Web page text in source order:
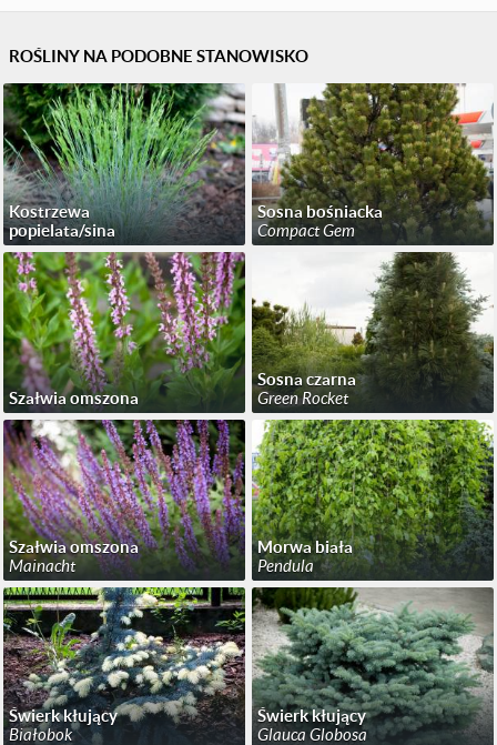
ROŚLINY NA PODOBNE STANOWISKO
Kostrzewa
popielata/sina
Sosna bośniacka
Compact Gem
Szałwia omszona
Sosna czarna
Green Rocket
Szałwia omszona
Mainacht
Morwa biała
Pendula
Świerk kłujący
Białobok
Świerk kłujący
Glauca Globosa